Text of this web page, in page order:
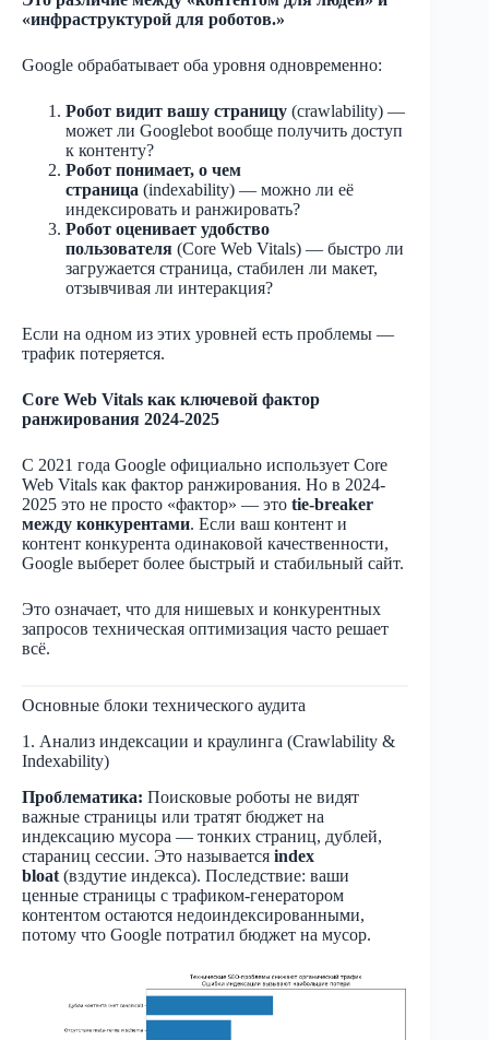
«инфраструктурой для роботов.»
Google обрабатывает оба уровня одновременно:
Робот видит вашу страницу (crawlability) —
может ли Googlebot вообще получить доступ
к контенту?
Робот понимает, о чем
страница (indexability) — можно ли её
индексировать и ранжировать?
Робот оценивает удобство
пользователя (Core Web Vitals) — быстро ли
загружается страница, стабилен ли макет,
отзывчивая ли интеракция?
Если на одном из этих уровней есть проблемы —
трафик потеряется.
Core Web Vitals как ключевой фактор
ранжирования 2024-2025
С 2021 года Google официально использует Core
Web Vitals как фактор ранжирования. Но в 2024-
2025 это не просто «фактор» — это tie-breaker
между конкурентами. Если ваш контент и
контент конкурента одинаковой качественности,
Google выберет более быстрый и стабильный сайт.
Это означает, что для нишевых и конкурентных
запросов техническая оптимизация часто решает
всё.
Основные блоки технического аудита
1. Анализ индексации и краулинга (Crawlability &
Indexability)
Проблематика: Поисковые роботы не видят
важные страницы или тратят бюджет на
индексацию мусора — тонких страниц, дублей,
стараниц сессии. Это называется index
bloat (вздутие индекса). Последствие: ваши
ценные страницы с трафиком-генератором
контентом остаются недоиндексированными,
потому что Google потратил бюджет на мусор.